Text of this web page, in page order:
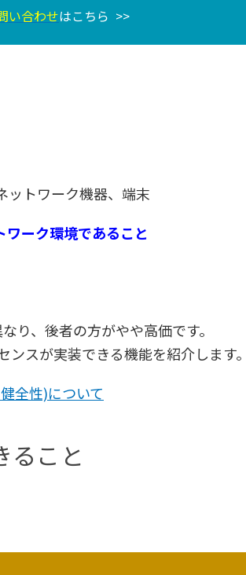
い合わせはこちら >>
ットワーク機器、端末
ーク環境であること
り、後者の方がやや高価です。
ンスが実装できる機能を紹介します。
全性)について
こと